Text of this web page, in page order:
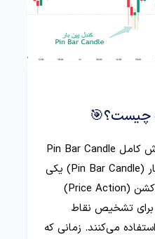
چیست؟🎯
معرفی کندل پین بار - آموزش کامل Pin Bar Candle
صعودی و نزولی کندل پین بار (Pin Bar Candle) یکی
از مهم‌ترین الگوهای پرایس اکشن (Price Action)
برای تشخیص نقاط
می‌کنند. زمانی که